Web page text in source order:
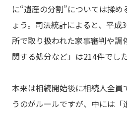
に“遺産の分割”については揉
ょう。司法統計によると、平成
所で取り扱われた家事審判や調
関する処分など」は214件でした
本来は相続開始後に相続人全
うのがルールですが、中には